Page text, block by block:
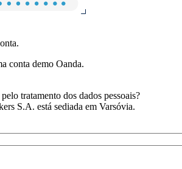
conta demo Oanda.
tratamento dos dados pessoais?
S.A. está sediada em Varsóvia.